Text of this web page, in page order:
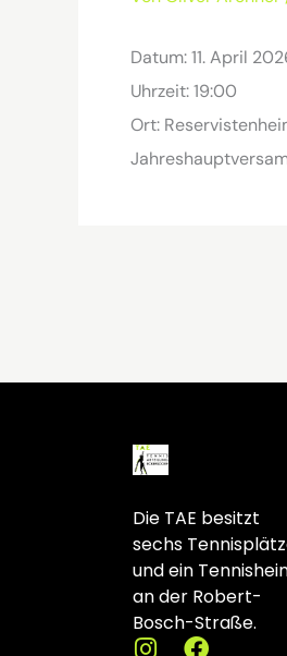
Datum:11. April
Uhrzeit:19:00
Ort:
Die TAE besitzt
sechs
und ein
an der Robert-
Bosch-Straße.
I F